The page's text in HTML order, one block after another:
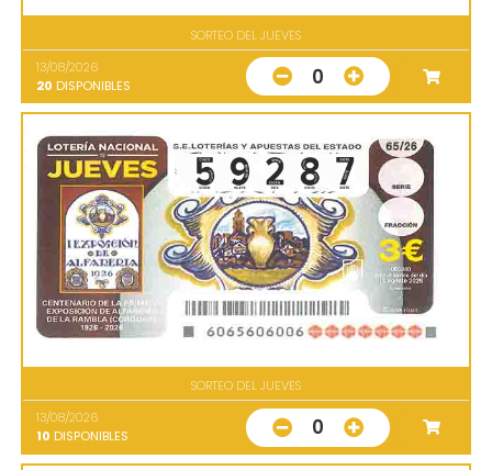
SORTEO DEL JUEVES
13/08/2026
20 DISPONIBLES 0
SORTEO DEL JUEVES
13/08/2026
10 DISPONIBLES 0